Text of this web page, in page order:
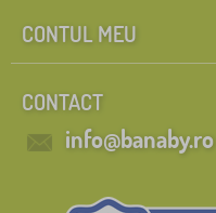
CONTUL MEU
CONTACT
info@banaby.ro